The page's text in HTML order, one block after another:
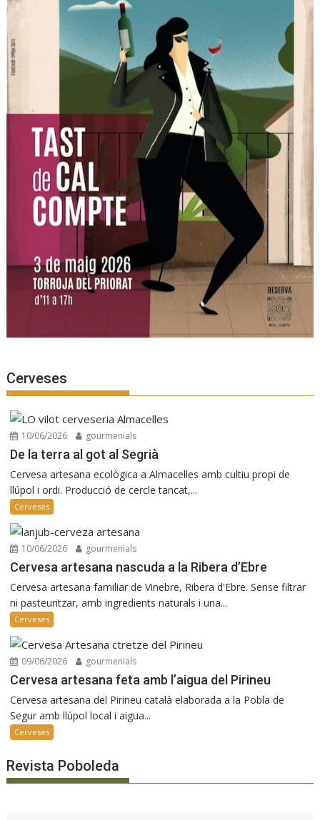
Cerveses
10/06/2026 gourmenials
De la terra al got al Segrià
Cervesa artesana ecològica a Almacelles amb cultiu propi de
llúpol i ordi. Producció de cercle tancat,...
Cerveses
10/06/2026 gourmenials
Cervesa artesana nascuda a la Ribera d’Ebre
Cervesa artesana familiar de Vinebre, Ribera d'Ebre. Sense filtrar
ni pasteuritzar, amb ingredients naturals i una...
Cerveses
09/06/2026 gourmenials
Cervesa artesana feta amb l’aigua del Pirineu
Cervesa artesana del Pirineu català elaborada a la Pobla de
Segur amb llúpol local i aigua...
Cerveses
Revista Poboleda